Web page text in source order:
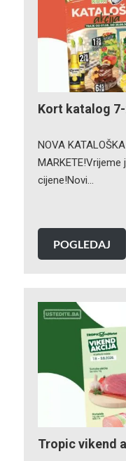
Kort katalog
NOVA
cijene!Novi…
POGLEDAJ
Tropic vikend